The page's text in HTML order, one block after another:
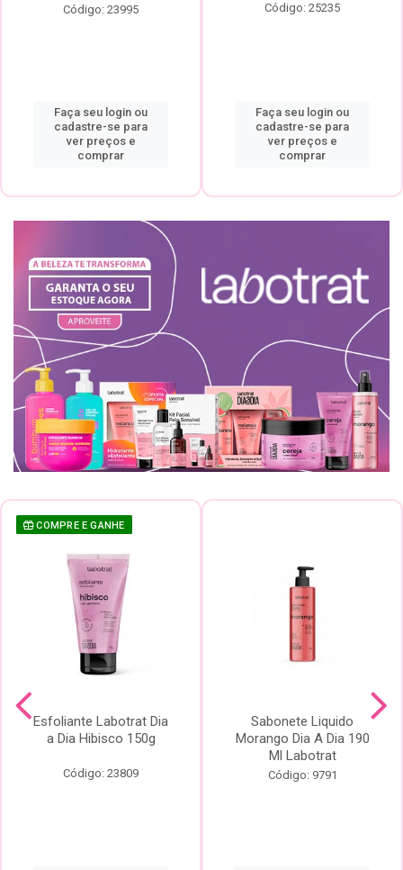
Código: 23995
Faça seu login ou
cadastre-se para
ver preços e
comprar
Código: 25235
Faça seu login ou
cadastre-se para
ver preços e
comprar
COMPRE E GANHE
Esfoliante Labotrat Dia
a Dia Hibisco 150g
Código: 23809
Sabonete Liquido
Morango Dia A Dia 190
Ml Labotrat
Código: 9791